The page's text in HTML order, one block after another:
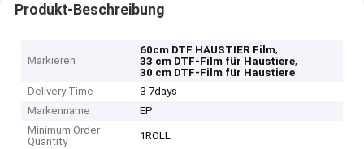
Produkt-Beschreibung
Markieren
60cm DTF HAUSTIER Film,
33 cm DTF-Film für Haustiere,
30 cm DTF-Film für Haustiere
Delivery Time
3-7days
Markenname
EP
Minimum Order
Quantity
1ROLL